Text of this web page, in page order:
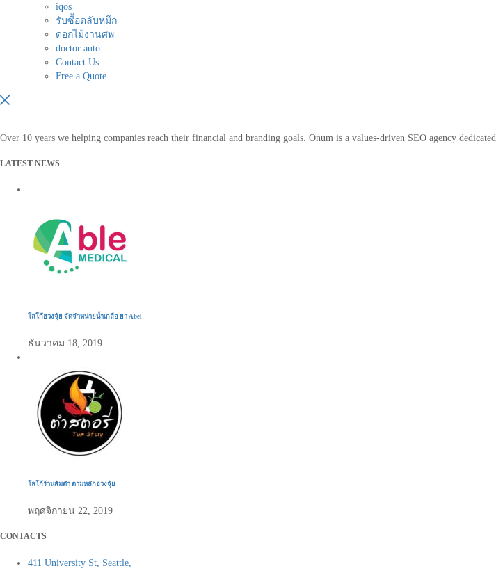
iqos
รับซื้อตลับหมึก
ดอกไม้งานศพ
doctor auto
Contact Us
Free a Quote
Over 10 years we helping companies reach their financial and branding goals. Onum is a values-driven SEO agency dedicated.
LATEST NEWS
โลโก้ฮวงจุ้ย จัดจำหน่ายน้ำเกลือ ยา Abel
ธันวาคม 18, 2019
โลโก้ร้านส้มตำ ตามหลักฮวงจุ้ย
พฤศจิกายน 22, 2019
CONTACTS
411 University St, Seattle,